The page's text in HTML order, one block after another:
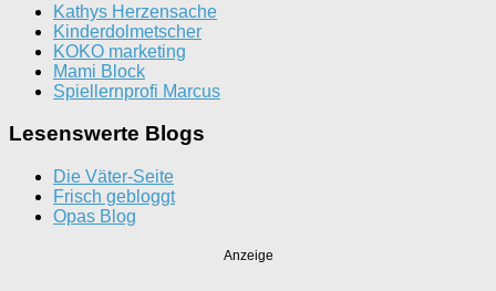
Kathys Herzensache
Kinderdolmetscher
KOKO marketing
Mami Block
Spiellernprofi Marcus
Lesenswerte Blogs
Die Väter-Seite
Frisch gebloggt
Opas Blog
Anzeige